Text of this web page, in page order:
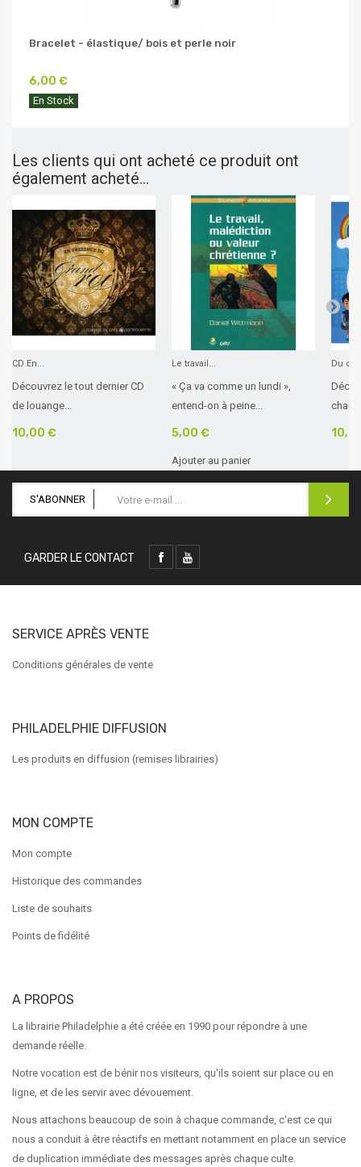
Bracelet - élastique/ bois et perle noir
6,00 €
En Stock
Les clients qui ont acheté ce produit ont
également acheté...
CD En...
Découvrez le tout dernier CD
de louange...
10,00 €
Le travail...
« Ça va comme un lundi »,
entend-on à peine...
5,00 €
Ajouter au panier
Du
S'ABONNER
GARDER LE CONTACT
SERVICE APRÈS VENTE
Conditions générales de vente
PHILADELPHIE DIFFUSION
Les produits en diffusion (remises librairies)
MON COMPTE
Mon compte
Historique des commandes
Liste de souhaits
Points de fidélité
A PROPOS
La librairie Philadelphie a été créée en 1990 pour répondre à une
demande réelle.
Notre vocation est de bénir nos visiteurs, qu'ils soient sur place ou en
ligne, et de les servir avec dévouement.
Nous attachons beaucoup de soin à chaque commande, c'est ce qui
nous a conduit à être réactifs en mettant notamment en place un service
de duplication immédiate des messages après chaque culte.